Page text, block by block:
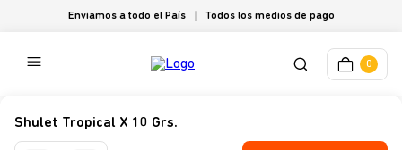
Enviamos a todo el País Todos los medios de pago
0
Shulet Tropical X 10 Grs.